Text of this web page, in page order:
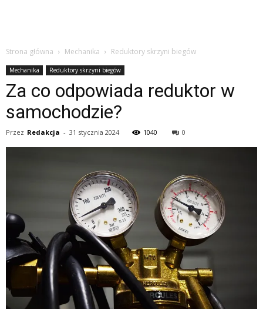
Strona główna Mechanika Reduktory skrzyni biegów
Mechanika Reduktory skrzyni biegów
Za co odpowiada reduktor w
samochodzie?
Przez Redakcja - 31 stycznia 2024 1040 0